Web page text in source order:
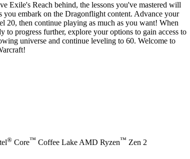
Exile's Reach behind, the lessons you've mastered will
you embark on the Dragonflight content. Advance your
20, then continue playing as much as you want! When
to progress further, explore your options to gain access to
universe and continue leveling to 60. Welcome to
® Core™ Coffee Lake AMD Ryzen™ Zen 2